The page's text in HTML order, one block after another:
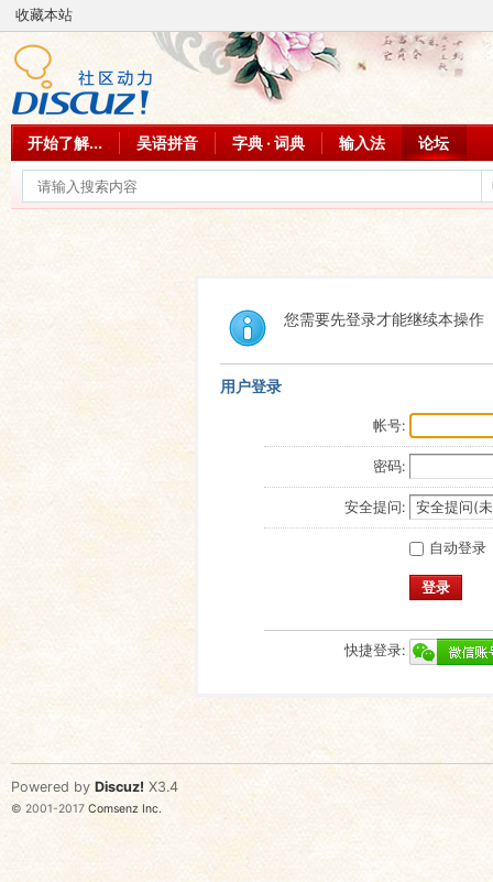
收藏本站
开始了解... 吴语拼音 字典 · 词典 输入法 论坛
您需要先登录才能继续本操作
用户登录
帐号:
密码:
安全提问:
自动登录
登录
快捷登录:
Powered by Discuz! X3.4
© 2001-2017 Comsenz Inc.